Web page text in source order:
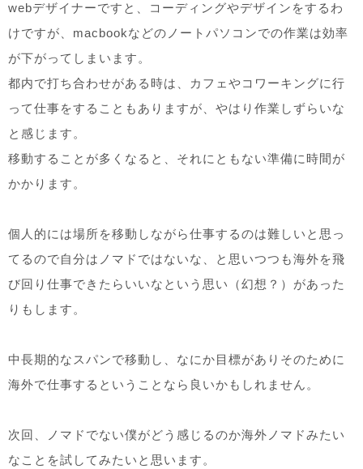
webデザイナーですと、コーディングやデザインをするわ
けですが、macbookなどのノートパソコンでの作業は効率
が下がってしまいます。
都内で打ち合わせがある時は、カフェやコワーキングに行
って仕事をすることもありますが、やはり作業しずらいな
と感じます。
移動することが多くなると、それにともない準備に時間が
かかります。
個人的には場所を移動しながら仕事するのは難しいと思っ
てるので自分はノマドではないな、と思いつつも海外を飛
び回り仕事できたらいいなという思い（幻想？）があった
りもします。
中長期的なスパンで移動し、なにか目標がありそのために
海外で仕事するということなら良いかもしれません。
次回、ノマドでない僕がどう感じるのか海外ノマドみたい
なことを試してみたいと思います。